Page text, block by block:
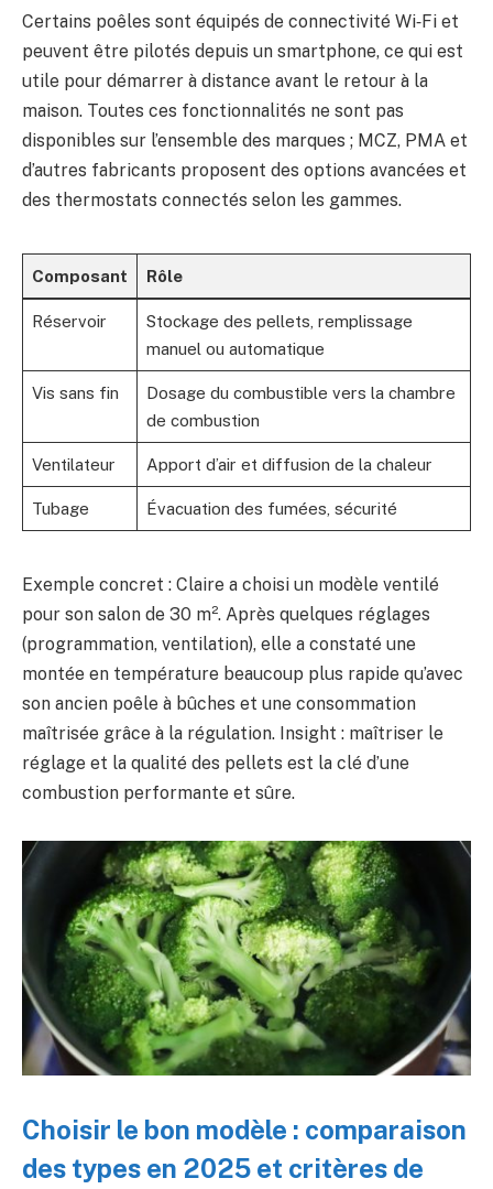
Certains poêles sont équipés de connectivité Wi‑Fi et
peuvent être pilotés depuis un smartphone, ce qui est
utile pour démarrer à distance avant le retour à la
maison. Toutes ces fonctionnalités ne sont pas
disponibles sur l’ensemble des marques ; MCZ, PMA et
d’autres fabricants proposent des options avancées et
des thermostats connectés selon les gammes.
Composant Rôle
Réservoir
Stockage des pellets, remplissage
manuel ou automatique
Vis sans fin
Dosage du combustible vers la chambre
de combustion
Ventilateur Apport d’air et diffusion de la chaleur
Tubage Évacuation des fumées, sécurité
Exemple concret : Claire a choisi un modèle ventilé
pour son salon de 30 m². Après quelques réglages
(programmation, ventilation), elle a constaté une
montée en température beaucoup plus rapide qu’avec
son ancien poêle à bûches et une consommation
maîtrisée grâce à la régulation. Insight : maîtriser le
réglage et la qualité des pellets est la clé d’une
combustion performante et sûre.
Choisir le bon modèle : comparaison
des types en 2025 et critères de